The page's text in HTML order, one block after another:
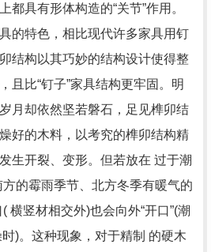
都具有形体构造的“关节”作用。
的特色，相比现代许多家具用钉
结构以其巧妙的结构设计使得整
且比“钉子”家具结构更牢固。明
月却依然坚若磐石，足见榫卯结
好的木料，以考究的榫卯结构精
生开裂、变形。但若放在 过于潮
的霉雨季节、北方冬季有暖气的
横竖材相交外)也会向外“开口”(潮
时)。这种现象，对于精制 的硬木